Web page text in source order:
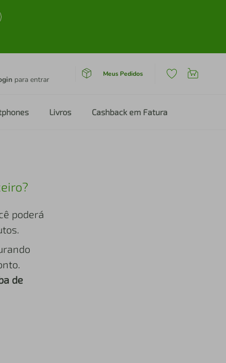
para entrar
Meus Pedidos
Livros Cashback em Fatura
poderá
de